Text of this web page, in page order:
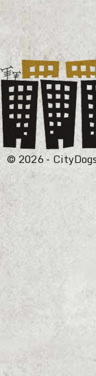
© 2026 - CityDogs